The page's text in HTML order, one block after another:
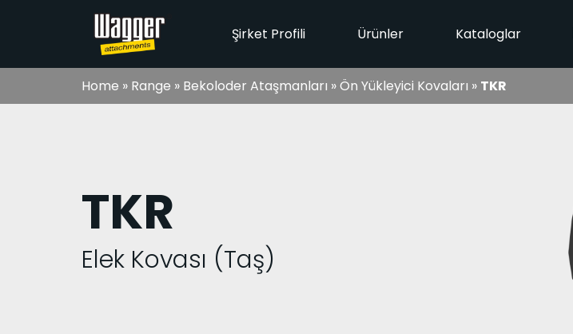
Şirket Profili Ürünler Kataloglar
Home » Range » Bekoloder Ataşmanları »Ön Yükleyici Kovaları » TKR
TKR
Elek Kovası (Taş)